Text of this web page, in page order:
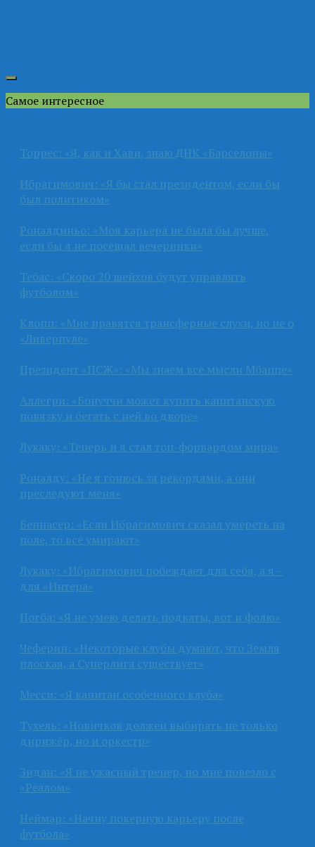
Самое интересное
Торрес: «Я, как и Хави, знаю ДНК «Барселоны»
Ибрагимович: «Я бы стал президентом, если бы
был политиком»
Роналдиньо: «Моя карьера не была бы лучше,
если бы я не посещал вечеринки»
Тебас: «Скоро 20 шейхов будут управлять
футболом»
Клопп: «Мне нравятся трансферные слухи, но не о
«Ливерпуле»
Президент «ПСЖ»: «Мы знаем все мысли Мбаппе»
Аллегри: «Бонуччи может купить капитанскую
повязку и бегать с ней во дворе»
Лукаку: «Теперь и я стал топ-форвардом мира»
Роналду: «Не я гонюсь за рекордами, а они
преследуют меня»
Беннасер: «Если Ибрагимович сказал умереть на
поле, то все умирают»
Лукаку: «Ибрагимович побеждает для себя, а я –
для «Интера»
Погба: «Я не умею делать подкаты, вот и фолю»
Чеферин: «Некоторые клубы думают, что Земля
плоская, а Суперлига существует»
Месси: «Я капитан особенного клуба»
Тухель: «Новичков должен выбирать не только
дирижёр, но и оркестр»
Зидан: «Я не ужасный тренер, но мне повезло с
«Реалом»
Неймар: «Начну покерную карьеру после
футбола»